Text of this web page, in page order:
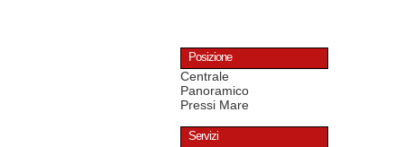
Posizione
Centrale
Panoramico
Pressi Mare
Servizi